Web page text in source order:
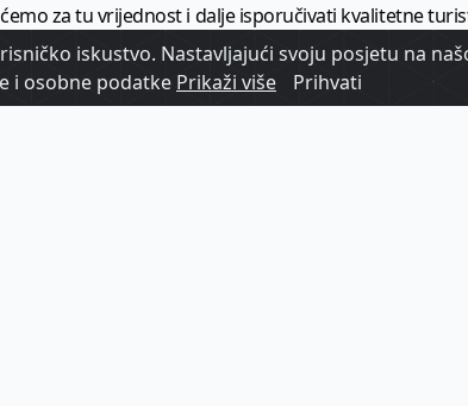
za tu vrijednost i dalje isporučivati kvalitetne
minimalno1728 članaka godišnje
informacija iz poslovnog svijeta hrvatskog
iskustvo. Nastavljajući svoju posjetu na
i osobne podatke Prikaži više Prihvati